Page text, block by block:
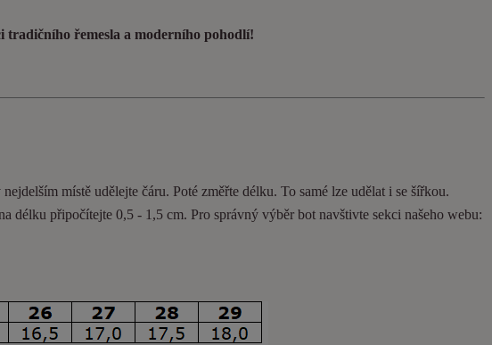
tradičního řemesla a moderního pohodlí!
místě udělejte čáru. Poté změřte délku. To samé lze udělat i se šířkou.
délku připočítejte 0,5 - 1,5 cm. Pro správný výběr bot navštivte sekci našeho webu: